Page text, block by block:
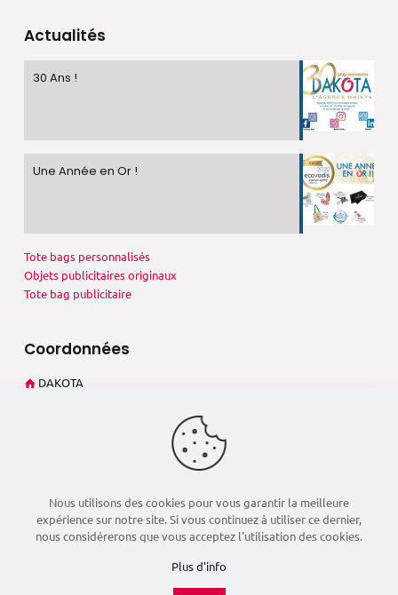
Actualités
30 Ans !
Une Année en Or !
Tote bags personnalisés
Objets publicitaires originaux
Tote bag publicitaire
Coordonnées
DAKOTA
Nous utilisons des cookies pour vous garantir la meilleure
expérience sur notre site. Si vous continuez à utiliser ce dernier,
nous considérerons que vous acceptez l'utilisation des cookies.
Plus d'info